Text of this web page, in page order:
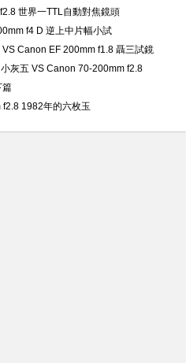
世界一TTL自動對焦鏡頭
f4 D 逆上中片幅小試
Canon EF 200mm f1.8 聶三試鏡
灰五 VS Canon 70-200mm f2.8
篇
f2.8 1982年的六枚玉